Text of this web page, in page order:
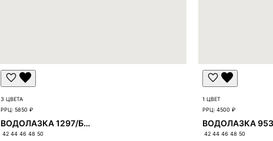
3 ЦВЕТА
РРЦ:5850 ₽
ВОДОЛАЗКА 1297/Б-1297
42 44 46 48 50
1 ЦВЕТ
РРЦ:4500 ₽
42 44 46 48 50